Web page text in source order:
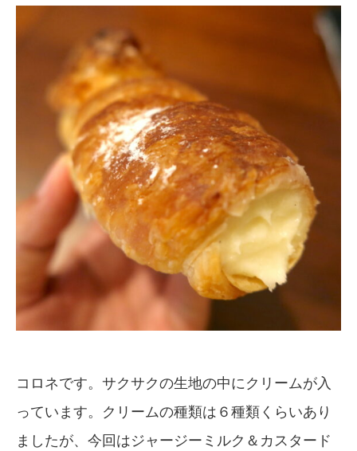
コロネです。サクサクの生地の中にクリームが入
っています。クリームの種類は６種類くらいあり
ましたが、今回はジャージーミルク＆カスタード